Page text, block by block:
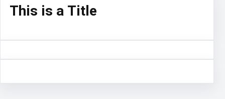
This is a Title